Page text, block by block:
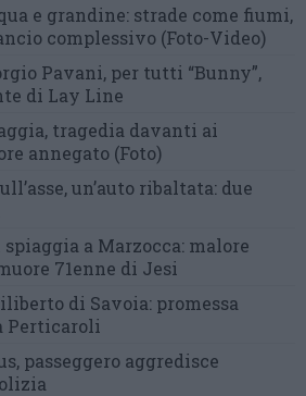
e grandine: strade come fiumi,
complessivo (Foto-Video)
Pavani, per tutti “Bunny”,
di Lay Line
tragedia davanti ai
annegato (Foto)
un’auto ribaltata: due
a Marzocca: malore
71enne di Jesi
di Savoia: promessa
Perticaroli
passeggero aggredisce